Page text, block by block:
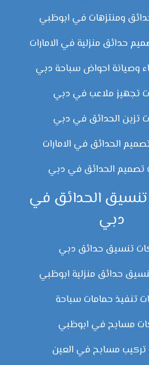
ومنتزهات في ابوظبي
حدائق منزلية في الامارات
وصيانة احواض سباحة دبي
تجهيز ملاعب في دبي
تزين الحدائق في دبي
الحدائق في الامارات
تصميم الحدائق في دبي
الحدائق في
دبي
تنسيق حدائق دبي
حدائق منزلية ابوظبي
تنفيذ حمامات سباحة
مسابح في ابوظبي
مسابح في العين